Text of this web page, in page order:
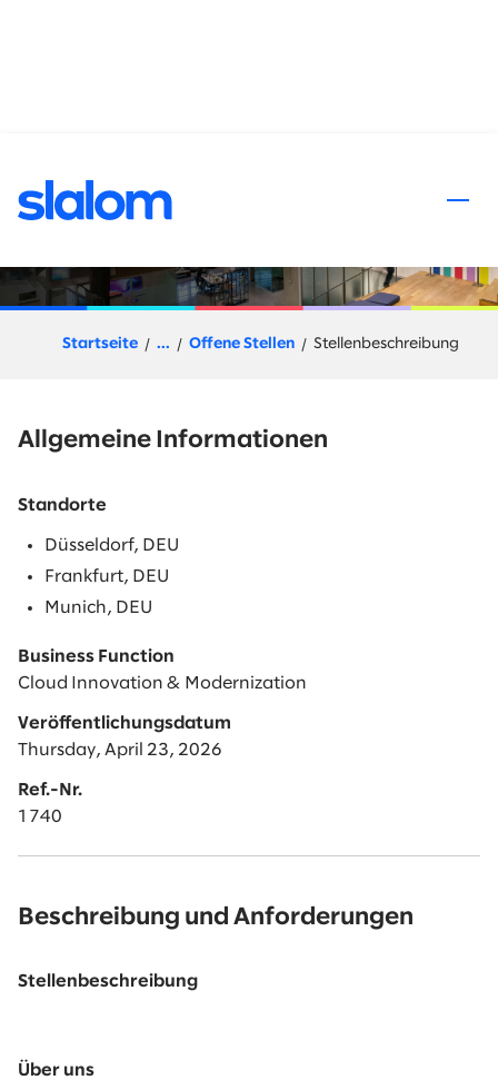
Fullstack Engineer
Startseite ... Offene Stellen Stellenbeschreibung
Allgemeine Informationen
Standorte
Düsseldorf, DEU
Frankfurt, DEU
Munich, DEU
Business Function
Cloud Innovation & Modernization
Veröffentlichungsdatum
Thursday, April 23, 2026
Ref.-Nr.
1740
Beschreibung und Anforderungen
Stellenbeschreibung
Über uns